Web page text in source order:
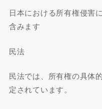
日本における所有権侵害
含みます
民法
民法では、所有権の具体
定されています。